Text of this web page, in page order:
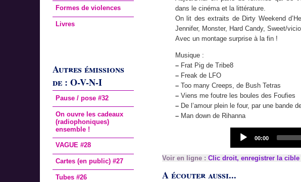
Formes de violences
Livres
Autres émissions
de : O-V-N-I
Pause / pose #32
On ouvre les cadeaux
(radiophoniques)
ensemble !
VAGUE #28
Cartes (en public) #27
Tubes #26
dans le cinéma et la littérature.
On lit des extraits de Dirty Weekend
Jennifer, Monster, Hard Candy, Sweet/
Avec un montage surprise à la fin !
Musique :
– Frat Pig de Tribe8
– Freak de LFO
– Too many Creeps, de Bush Tetras
– Viens me foutre les boules des Foufies
– De l’amour plein le four, par une bande
– Man down de Rihanna
Audio
Player
Current
00:00
Voir en ligne : Clic droit, enregistrer la cible
A écouter aussi...